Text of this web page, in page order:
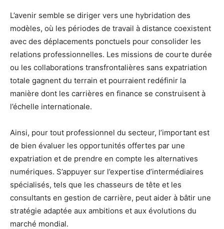
L’avenir semble se diriger vers une hybridation des
modèles, où les périodes de travail à distance coexistent
avec des déplacements ponctuels pour consolider les
relations professionnelles. Les missions de courte durée
ou les collaborations transfrontalières sans expatriation
totale gagnent du terrain et pourraient redéfinir la
manière dont les carrières en finance se construisent à
l’échelle internationale.
Ainsi, pour tout professionnel du secteur, l’important est
de bien évaluer les opportunités offertes par une
expatriation et de prendre en compte les alternatives
numériques. S’appuyer sur l’expertise d’intermédiaires
spécialisés, tels que les chasseurs de tête et les
consultants en gestion de carrière, peut aider à bâtir une
stratégie adaptée aux ambitions et aux évolutions du
marché mondial.